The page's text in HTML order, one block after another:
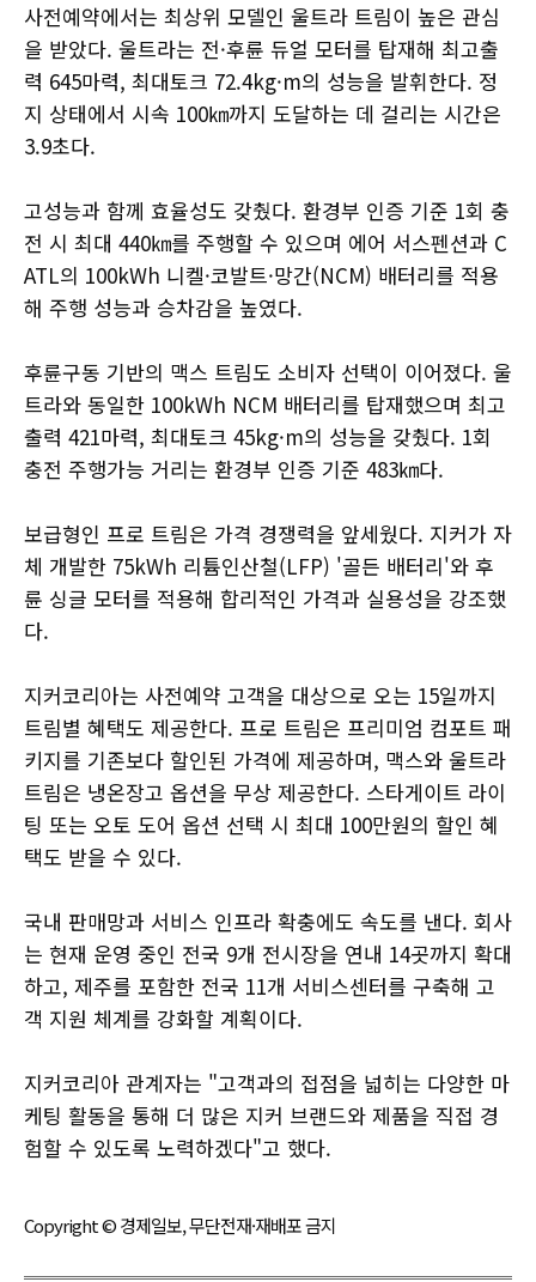
사전예약에서는 최상위 모델인 울트라 트림이 높은 관심
을 받았다. 울트라는 전·후륜 듀얼 모터를 탑재해 최고출
력 645마력, 최대토크 72.4kg·m의 성능을 발휘한다. 정
지 상태에서 시속 100㎞까지 도달하는 데 걸리는 시간은
3.9초다.
고성능과 함께 효율성도 갖췄다. 환경부 인증 기준 1회 충
전 시 최대 440㎞를 주행할 수 있으며 에어 서스펜션과 C
ATL의 100kWh 니켈·코발트·망간(NCM) 배터리를 적용
해 주행 성능과 승차감을 높였다.
후륜구동 기반의 맥스 트림도 소비자 선택이 이어졌다. 울
트라와 동일한 100kWh NCM 배터리를 탑재했으며 최고
출력 421마력, 최대토크 45kg·m의 성능을 갖췄다. 1회
충전 주행가능 거리는 환경부 인증 기준 483㎞다.
보급형인 프로 트림은 가격 경쟁력을 앞세웠다. 지커가 자
체 개발한 75kWh 리튬인산철(LFP) '골든 배터리'와 후
륜 싱글 모터를 적용해 합리적인 가격과 실용성을 강조했
다.
지커코리아는 사전예약 고객을 대상으로 오는 15일까지
트림별 혜택도 제공한다. 프로 트림은 프리미엄 컴포트 패
키지를 기존보다 할인된 가격에 제공하며, 맥스와 울트라
트림은 냉온장고 옵션을 무상 제공한다. 스타게이트 라이
팅 또는 오토 도어 옵션 선택 시 최대 100만원의 할인 혜
택도 받을 수 있다.
국내 판매망과 서비스 인프라 확충에도 속도를 낸다. 회사
는 현재 운영 중인 전국 9개 전시장을 연내 14곳까지 확대
하고, 제주를 포함한 전국 11개 서비스센터를 구축해 고
객 지원 체계를 강화할 계획이다.
지커코리아 관계자는 "고객과의 접점을 넓히는 다양한 마
케팅 활동을 통해 더 많은 지커 브랜드와 제품을 직접 경
험할 수 있도록 노력하겠다"고 했다.
Copyright © 경제일보, 무단전재·재배포 금지